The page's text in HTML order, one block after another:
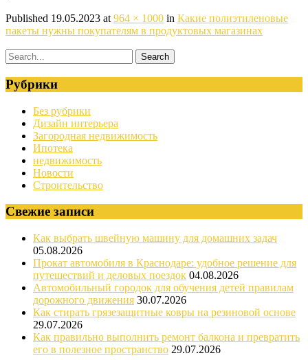
Published 19.05.2023 at 964 × 1000 in Какие полиэтиленовые
пакеты нужны покупателям в продуктовых магазинах
Рубрики
Без рубрики
Дизайн интерьера
Загородная недвижимость
Ипотека
недвижимость
Новости
Строительство
Свежие записи
Как выбрать швейную машину для домашних задач
05.08.2026
Прокат автомобиля в Краснодаре: удобное решение для
путешествий и деловых поездок 04.08.2026
Автомобильный городок для обучения детей правилам
дорожного движения 30.07.2026
Как стирать грязезащитные ковры на резиновой основе
29.07.2026
Как правильно выполнить ремонт балкона и превратить
его в полезное пространство 29.07.2026